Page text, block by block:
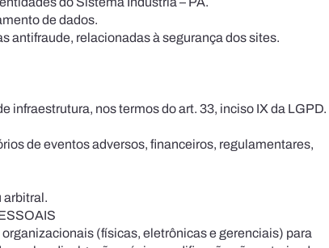
de dados.
antifraude, relacionadas à segurança dos sites.
infraestrutura, nos termos do art. 33, inciso IX da LGPD.
de eventos adversos, financeiros, regulamentares,
arbitral.
(físicas, eletrônicas e gerenciais) para